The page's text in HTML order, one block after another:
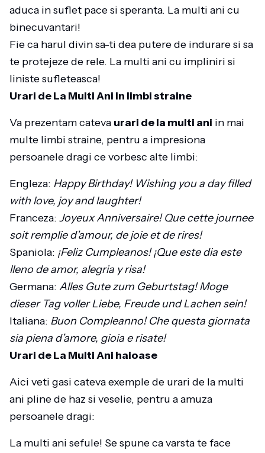
aduca in suflet pace si speranta. La multi ani cu
binecuvantari!
Fie ca harul divin sa-ti dea putere de indurare si sa
te protejeze de rele. La multi ani cu impliniri si
liniste sufleteasca!
Urari de La Multi Ani in limbi straine
Va prezentam cateva urari de la multi ani in mai
multe limbi straine, pentru a impresiona
persoanele dragi ce vorbesc alte limbi:
Engleza: Happy Birthday! Wishing you a day filled
with love, joy and laughter!
Franceza: Joyeux Anniversaire! Que cette journee
soit remplie d’amour, de joie et de rires!
Spaniola: ¡Feliz Cumpleanos! ¡Que este dia este
lleno de amor, alegria y risa!
Germana: Alles Gute zum Geburtstag! Moge
dieser Tag voller Liebe, Freude und Lachen sein!
Italiana: Buon Compleanno! Che questa giornata
sia piena d’amore, gioia e risate!
Urari de La Multi Ani haioase
Aici veti gasi cateva exemple de urari de la multi
ani pline de haz si veselie, pentru a amuza
persoanele dragi:
La multi ani sefule! Se spune ca varsta te face